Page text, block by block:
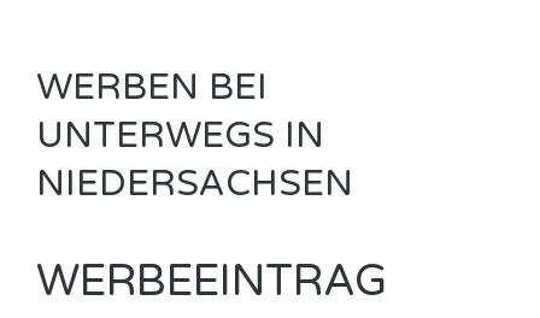
WERBEN BEI
UNTERWEGS IN
NIEDERSACHSEN
WERBEEINTRAG